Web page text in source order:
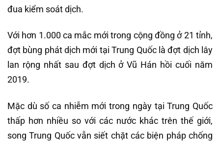
đua kiểm soát dịch.
Với hơn 1.000 ca mắc mới trong cộng đồng ở 21 tỉnh,
đợt bùng phát dịch mới tại Trung Quốc là đợt dịch lây
lan rộng nhất sau đợt dịch ở Vũ Hán hồi cuối năm
2019.
Mặc dù số ca nhiễm mới trong ngày tại Trung Quốc
thấp hơn nhiều so với các nước khác trên thế giới,
song Trung Quốc vẫn siết chặt các biện pháp chống